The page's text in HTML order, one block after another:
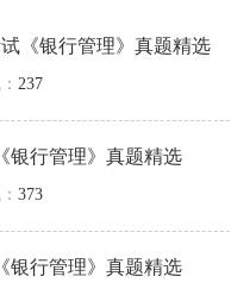
《银行管理》真题精选
237
银行管理》真题精选
373
银行管理》真题精选